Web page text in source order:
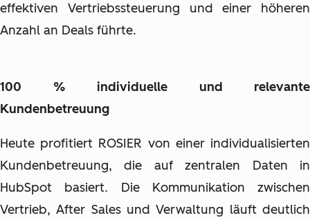
effektiven Vertriebssteuerung und einer höheren
Anzahl an Deals führte.
100 % individuelle und relevante
Kundenbetreuung
Heute profitiert ROSIER von einer individualisierten
Kundenbetreuung, die auf zentralen Daten in
HubSpot basiert. Die Kommunikation zwischen
Vertrieb, After Sales und Verwaltung läuft deutlich